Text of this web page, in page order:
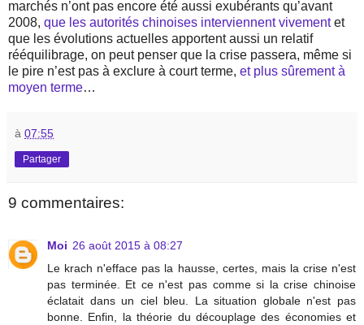
marchés n’ont pas encore été aussi exubérants qu’avant
2008, que les autorités chinoises interviennent vivementet
que les évolutions actuelles apportent aussi un relatif
rééquilibrage, on peut penser que la crise passera, même si
le pire n’est pas à exclure à court terme, et plus sûrement à
moyen terme…
à 07:55
Partager
9 commentaires:
Moi 26 août 2015 à 08:27
Le krach n'efface pas la hausse, certes, mais la crise n'est
pas terminée. Et ce n'est pas comme si la crise chinoise
éclatait dans un ciel bleu. La situation globale n'est pas
bonne. Enfin, la théorie du découplage des économies et